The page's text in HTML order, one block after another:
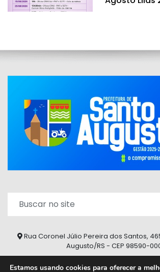
Rua Coronel Júlio Pereira dos Santos,
Augusto/RS - CEP 98590-
Estamos usando cookies para oferecer a